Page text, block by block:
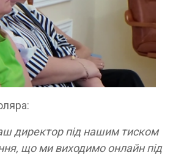
директор під нашим тиском
що ми виходимо онлайн під